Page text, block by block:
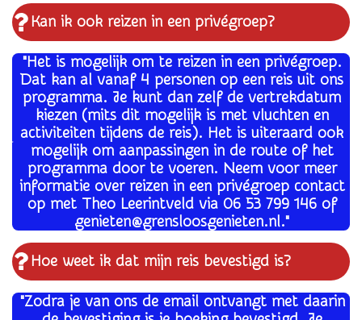
Kan ik ook reizen in een privégroep?
"Het is mogelijk om te reizen in een privégroep.
Dat kan al vanaf 4 personen op een reis uit ons
programma. Je kunt dan zelf de vertrekdatum
kiezen (mits dit mogelijk is met vluchten en
activiteiten tijdens de reis). Het is uiteraard ook
mogelijk om aanpassingen in de route of het
programma door te voeren. Neem voor meer
informatie over reizen in een privégroep contact
op met Theo Leerintveld via 06 53 799 146 of
genieten@grensloosgenieten.nl."
Hoe weet ik dat mijn reis bevestigd is?
"Zodra je van ons de email ontvangt met daarin